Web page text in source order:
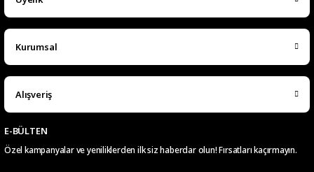
Çok hızlı bir şekilde elimize ulaştı
Ramazan Subaşı | 25/02/2026
Gayet başarılı hızlı şekilde
aradığın herşeyi buluuorsun
Kurumsal
Alışveriş
E-BÜLTEN
Özel kampanyalar ve yeniliklerden ilk siz haberdar olun! Fırsatları kaçırmayın.